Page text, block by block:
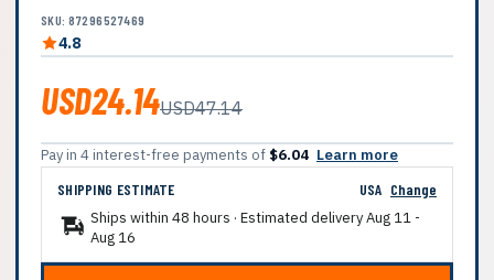
SKU: 87296527469
4.8
USD24.14USD47.14
Pay in 4 interest-free payments of $6.04 Learn more
SHIPPING ESTIMATE
USA Change
Ships within 48 hours · Estimated deliveryAug 11 -
Aug 16